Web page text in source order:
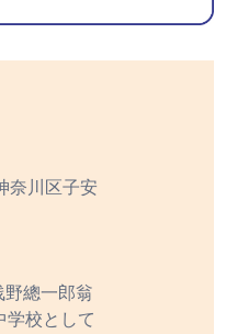
奈川区子安
野總一郎翁
学校として